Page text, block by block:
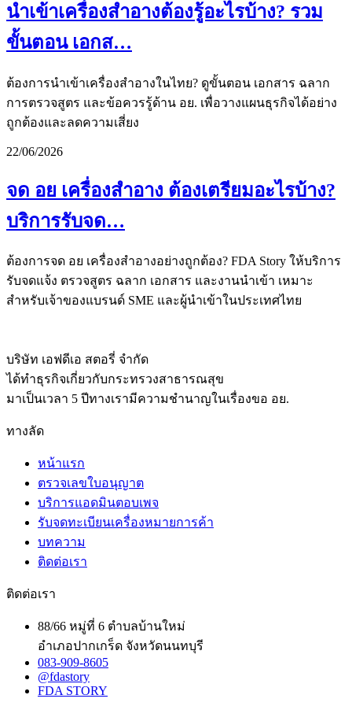
นำเข้าเครื่องสำอางต้องรู้อะไรบ้าง? รวม
ขั้นตอน เอกส…
ต้องการนำเข้าเครื่องสำอางในไทย? ดูขั้นตอน เอกสาร ฉลาก
การตรวจสูตร และข้อควรรู้ด้าน อย. เพื่อวางแผนธุรกิจได้อย่าง
ถูกต้องและลดความเสี่ยง
22/06/2026
จด อย เครื่องสำอาง ต้องเตรียมอะไรบ้าง?
บริการรับจด…
ต้องการจด อย เครื่องสำอางอย่างถูกต้อง? FDA Story ให้บริการ
รับจดแจ้ง ตรวจสูตร ฉลาก เอกสาร และงานนำเข้า เหมาะ
สำหรับเจ้าของแบรนด์ SME และผู้นำเข้าในประเทศไทย
บริษัท เอฟดีเอ สตอรี่ จำกัด
ได้ทำธุรกิจเกี่ยวกับกระทรวงสาธารณสุข
มาเป็นเวลา 5 ปีทางเรามีความชำนาญในเรื่องขอ อย.
ทางลัด
หน้าแรก
ตรวจเลขใบอนุญาต
บริการแอดมินตอบเพจ
รับจดทะเบียนเครื่องหมายการค้า
บทความ
ติดต่อเรา
ติดต่อเรา
88/66 หมู่ที่ 6 ตำบลบ้านใหม่
อำเภอปากเกร็ด จังหวัดนนทบุรี
083-909-8605
@fdastory
FDA STORY